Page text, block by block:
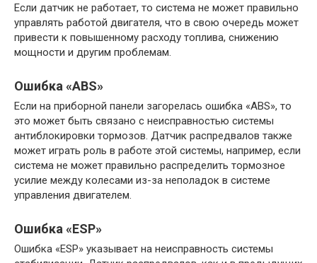
Если датчик не работает, то система не может правильно
управлять работой двигателя, что в свою очередь может
привести к повышенному расходу топлива, снижению
мощности и другим проблемам.
Ошибка «ABS»
Если на приборной панели загорелась ошибка «ABS», то
это может быть связано с неисправностью системы
антиблокировки тормозов. Датчик распредвалов также
может играть роль в работе этой системы, например, если
система не может правильно распределить тормозное
усилие между колесами из-за неполадок в системе
управления двигателем.
Ошибка «ESP»
Ошибка «ESP» указывает на неисправность системы